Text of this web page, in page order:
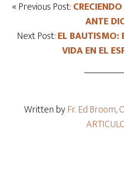
« Previous Post:
ANTE
Next Post:EL BAUTISMO:
VIDA EN EL
Written byFr. Ed Broom,